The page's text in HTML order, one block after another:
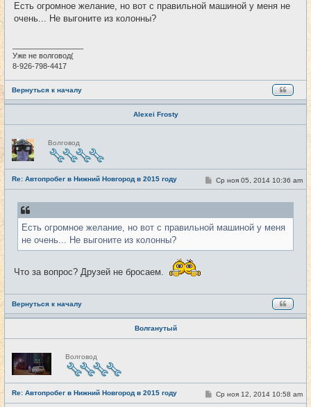
б
Есть огромное желание, но вот с правильной машиной у меня не
очень... Не выгоните из колонны?
Уже не волговод(
8-926-798-4417
Вернуться к началу
Alexei Frosty
Н
е
в
с
е
т
и
Волговод
Re: Автопробег в Нижний Новгород в 2015 году #11
С
о
н
Ср ноя 05, 2014 10:36 am
Есть огромное желание, но вот с правильной машиной у меня
не очень... Не выгоните из колонны?
Что за вопрос? Друзей не бросаем.
Вернуться к началу
Волганутый
Н
е
в
с
е
т
и
Волговод
Re: Автопробег в Нижний Новгород в 2015 году #12
С
о
Ср ноя 12, 2014 10:58 am